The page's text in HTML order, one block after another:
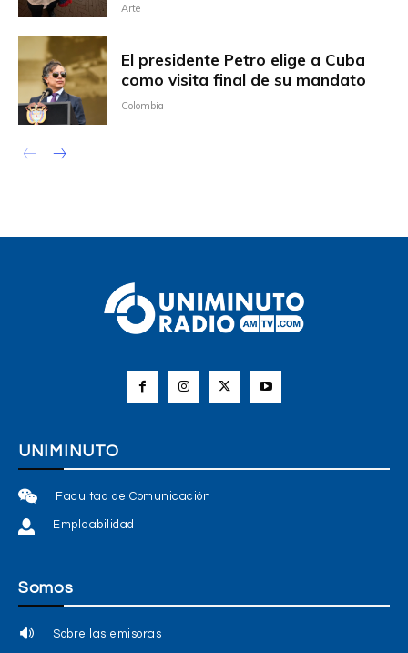
Arte
El presidente Petro elige a Cuba
como visita final de su mandato
Colombia
UNIMINUTO
Facultad de Comunicación
Empleabilidad
Somos
Sobre las emisoras